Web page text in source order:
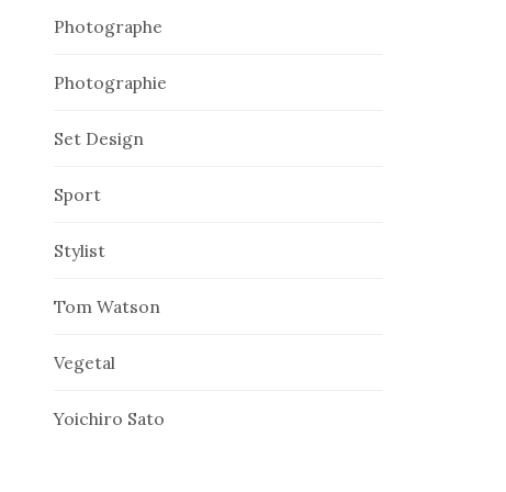
Photographe
Photographie
Set Design
Sport
Stylist
Tom Watson
Vegetal
Yoichiro Sato